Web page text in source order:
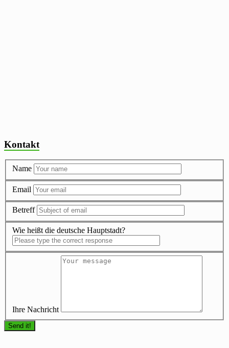
Kontakt
Name
Email
Betreff
Wie heißt die deutsche Hauptstadt?
Ihre Nachricht